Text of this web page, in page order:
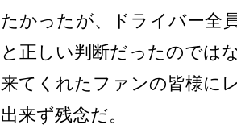
たかったが、ドライバー全
と正しい判断だったのでは
来てくれたファンの皆様に
出来ず残念だ。